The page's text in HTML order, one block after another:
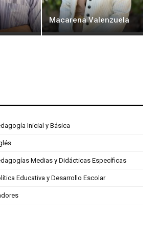
Macarena Valenzuela
Inicial y Básica
Medias y Didácticas Específicas
Educativa y Desarrollo Escolar